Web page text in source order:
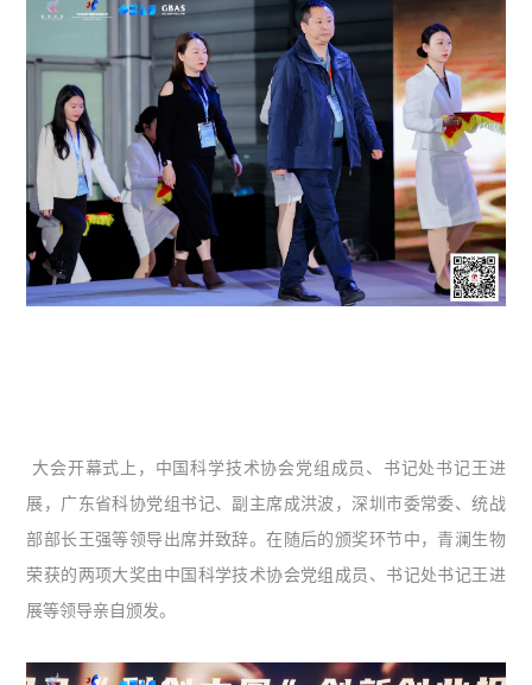
大会开幕式上，中国科学技术协会党组成员、书记处书记王进
展，广东省科协党组书记、副主席成洪波，深圳市委常委、统战
部部长王强等领导出席并致辞。在随后的颁奖环节中，青澜生物
荣获的两项大奖由中国科学技术协会党组成员、书记处书记王进
展等领导亲自颁发。